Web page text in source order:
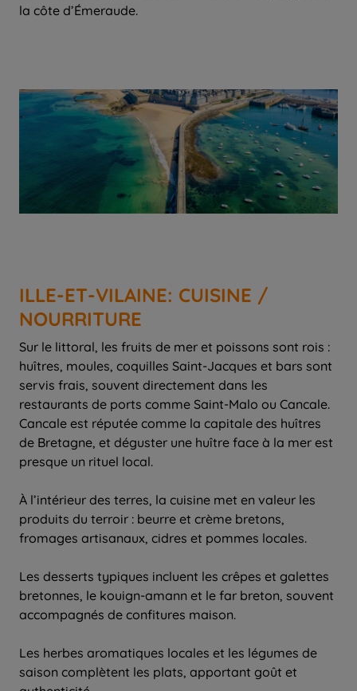
la côte d’Émeraude.
ILLE-ET-VILAINE: CUISINE /
NOURRITURE
Sur le littoral, les fruits de mer et poissons sont rois :
huîtres, moules, coquilles Saint-Jacques et bars sont
servis frais, souvent directement dans les
restaurants de ports comme Saint-Malo ou Cancale.
Cancale est réputée comme la capitale des huîtres
de Bretagne, et déguster une huître face à la mer est
presque un rituel local.
À l’intérieur des terres, la cuisine met en valeur les
produits du terroir : beurre et crème bretons,
fromages artisanaux, cidres et pommes locales.
Les desserts typiques incluent les crêpes et galettes
bretonnes, le kouign-amann et le far breton, souvent
accompagnés de confitures maison.
Les herbes aromatiques locales et les légumes de
saison complètent les plats, apportant goût et